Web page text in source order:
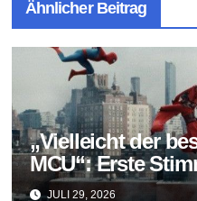
Ähnlicher Beitrag
„Vielleicht der
MCU“: Erste
Day fallen
JULI 29, 2026